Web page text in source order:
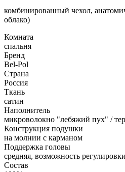
комбинированный чехол,
облако)
Комната
спальня
Бренд
Bel-Pol
Страна
Россия
Ткань
сатин
Наполнитель
микроволокно "лебяжий пух" /
Конструкция подушки
на молнии с карманом
Поддержка головы
средняя, возможность регулировки
Состав